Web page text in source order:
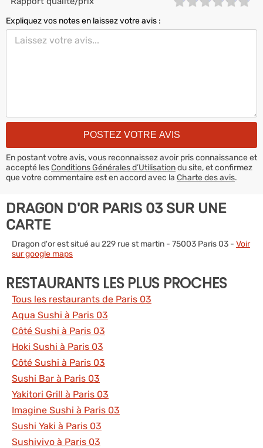
Expliquez vos notes en laissez votre avis :
En postant votre avis, vous reconnaissez avoir pris connaissance et
accepté lesConditions Générales d’Utilisationdu site, et confirmez
que votre commentaire est en accord avec la Charte des avis.
DRAGON D'OR PARIS 03 SUR UNE
CARTE
Dragon d'or est situé au 229 rue st martin - 75003 Paris 03 - Voir
sur google maps
RESTAURANTS LES PLUS PROCHES
Tous les restaurants de Paris 03
Aqua Sushi à Paris 03
Côté Sushi à Paris 03
Hoki Sushi à Paris 03
Côté Sushi à Paris 03
Sushi Bar à Paris 03
Yakitori Grill à Paris 03
Imagine Sushi à Paris 03
Sushi Yaki à Paris 03
Sushivivo à Paris 03